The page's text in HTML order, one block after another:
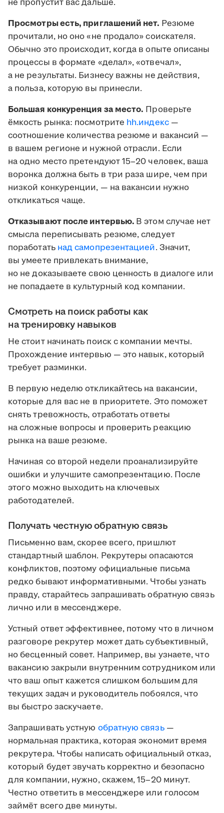
не пропустит вас дальше.
Просмотры есть, приглашений нет. Резюме
прочитали, но оно «не продало» соискателя.
Обычно это происходит, когда в опыте описаны
процессы в формате «делал», «отвечал»,
а не результаты. Бизнесу важны не действия,
а польза, которую вы принесли.
Большая конкуренция за место. Проверьте
ёмкость рынка: посмотрите hh.индекс—
соотношение количества резюме и вакансий —
в вашем регионе и нужной отрасли. Если
на одно место претендуют 15–20 человек, ваша
воронка должна быть в три раза шире, чем при
низкой конкуренции, — на вакансии нужно
откликаться чаще.
Отказывают после интервью. В этом случае нет
смысла переписывать резюме, следует
поработать над самопрезентацией. Значит,
вы умеете привлекать внимание,
но не доказываете свою ценность в диалоге или
не попадаете в культурный код компании.
Смотреть на поиск работы как
на тренировку навыков
Не стоит начинать поиск с компании мечты.
Прохождение интервью — это навык, который
требует разминки.
В первую неделю откликайтесь на вакансии,
которые для вас не в приоритете. Это поможет
снять тревожность, отработать ответы
на сложные вопросы и проверить реакцию
рынка на ваше резюме.
Начиная со второй недели проанализируйте
ошибки и улучшите самопрезентацию. После
этого можно выходить на ключевых
работодателей.
Получать честную обратную связь
Письменно вам, скорее всего, пришлют
стандартный шаблон. Рекрутеры опасаются
конфликтов, поэтому официальные письма
редко бывают информативными. Чтобы узнать
правду, старайтесь запрашивать обратную связь
лично или в мессенджере.
Устный ответ эффективнее, потому что в личном
разговоре рекрутер может дать субъективный,
но бесценный совет. Например, вы узнаете, что
вакансию закрыли внутренним сотрудником или
что ваш опыт кажется слишком большим для
текущих задач и руководитель побоялся, что
вы быстро заскучаете.
Запрашивать устную обратную связь—
нормальная практика, которая экономит время
рекрутера. Чтобы написать официальный отказ,
который будет звучать корректно и безопасно
для компании, нужно, скажем, 15–20 минут.
Честно ответить в мессенджере или голосом
займёт всего две минуты.